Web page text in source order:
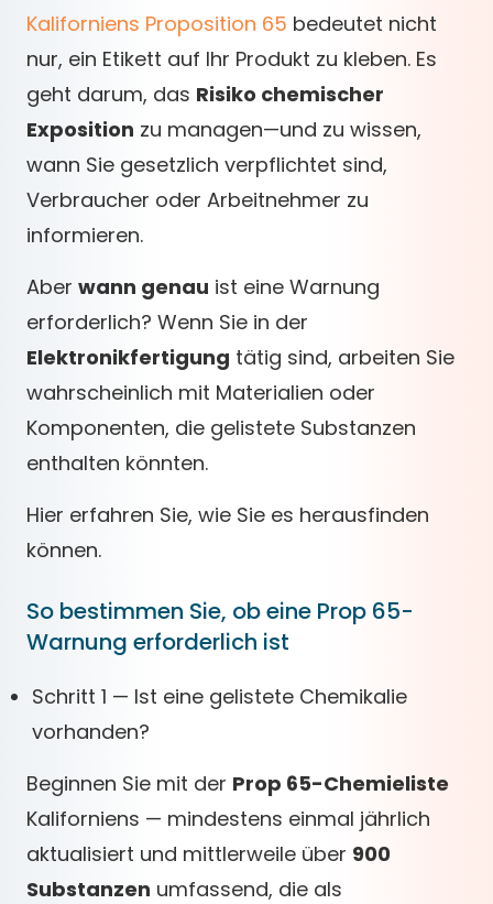
Kaliforniens Proposition 65 bedeutet nicht
nur, ein Etikett auf Ihr Produkt zu kleben. Es
geht darum, das Risiko chemischer
Exposition zu managen—und zu wissen,
wann Sie gesetzlich verpflichtet sind,
Verbraucher oder Arbeitnehmer zu
informieren.
Aber wann genau ist eine Warnung
erforderlich? Wenn Sie in der
Elektronikfertigung tätig sind, arbeiten Sie
wahrscheinlich mit Materialien oder
Komponenten, die gelistete Substanzen
enthalten könnten.
Hier erfahren Sie, wie Sie es herausfinden
können.
So bestimmen Sie, ob eine Prop 65-
Warnung erforderlich ist
Schritt 1 — Ist eine gelistete Chemikalie
vorhanden?
Beginnen Sie mit der Prop 65-Chemieliste
Kaliforniens — mindestens einmal jährlich
aktualisiert und mittlerweile über 900
Substanzen umfassend, die als